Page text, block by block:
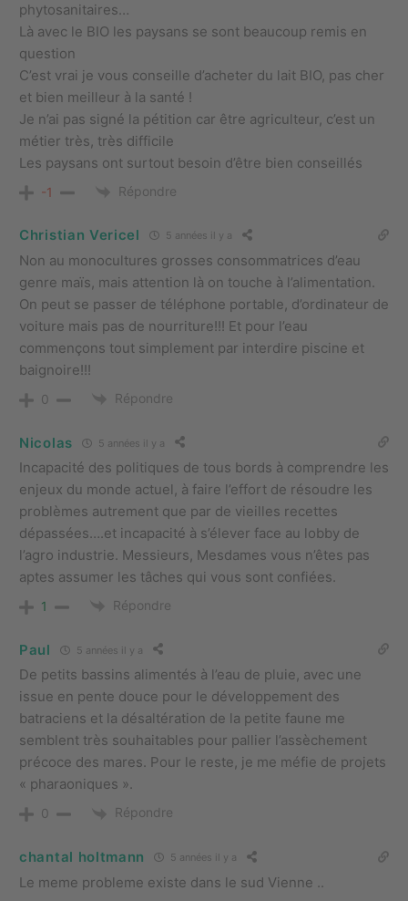
phytosanitaires…
Là avec le BIO les paysans se sont beaucoup remis en
question
C’est vrai je vous conseille d’acheter du lait BIO, pas cher
et bien meilleur à la santé !
Je n’ai pas signé la pétition car être agriculteur, c’est un
métier très, très difficile
Les paysans ont surtout besoin d’être bien conseillés
-1 Répondre
Christian Vericel 5 années il y a
Non au monocultures grosses consommatrices d’eau
genre maïs, mais attention là on touche à l’alimentation.
On peut se passer de téléphone portable, d’ordinateur de
voiture mais pas de nourriture!!! Et pour l’eau
commençons tout simplement par interdire piscine et
baignoire!!!
0 Répondre
Nicolas 5 années il y a
Incapacité des politiques de tous bords à comprendre les
enjeux du monde actuel, à faire l’effort de résoudre les
problèmes autrement que par de vieilles recettes
dépassées….et incapacité à s’élever face au lobby de
l’agro industrie. Messieurs, Mesdames vous n’êtes pas
aptes assumer les tâches qui vous sont confiées.
1 Répondre
Paul 5 années il y a
De petits bassins alimentés à l’eau de pluie, avec une
issue en pente douce pour le développement des
batraciens et la désaltération de la petite faune me
semblent très souhaitables pour pallier l’assèchement
précoce des mares. Pour le reste, je me méfie de projets
« pharaoniques ».
0 Répondre
chantal holtmann 5 années il y a
Le meme probleme existe dans le sud Vienne ..